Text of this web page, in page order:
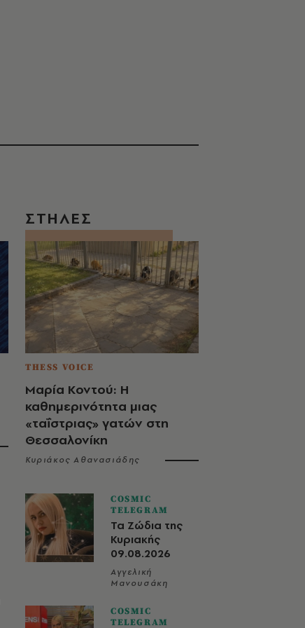
ΣΤΗΛΕΣ
THESS VOICE
Μαρία Κοντού: Η
καθημερινότητα μιας
«ταΐστριας» γατών στη
Θεσσαλονίκη
Κυριάκος Αθανασιάδης
COSMIC
TELEGRAM
Τα Ζώδια της
Κυριακής
09.08.2026
Αγγελική
Μανουσάκη
COSMIC
TELEGRAM